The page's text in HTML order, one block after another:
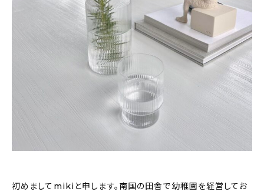
初めましてmikiと申します。南国の田舎で幼稚園を経営してお